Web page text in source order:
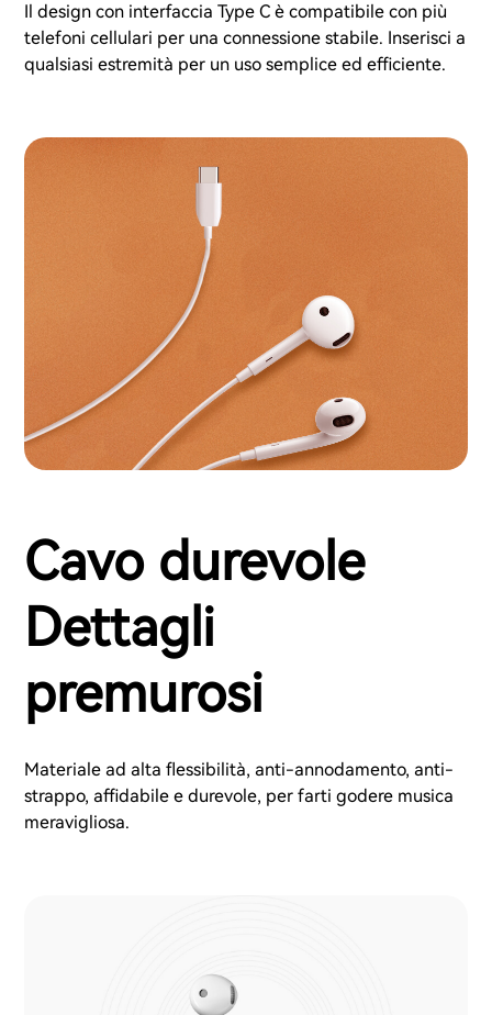
Il design con interfaccia Type C è compatibile con più
telefoni cellulari per una connessione stabile. Inserisci a
qualsiasi estremità per un uso semplice ed efficiente.
Cavo durevole
Dettagli
premurosi
Materiale ad alta flessibilità, anti-annodamento, anti-
strappo, affidabile e durevole, per farti godere musica
meravigliosa.